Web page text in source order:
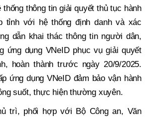
thông tin giải quyết thủ tục hành
tỉnh với hệ thống định danh và xác
dẫn khai thác thông tin người dân,
ứng dụng VNeID phục vụ giải quyết
hoàn thành trước ngày 20/9/2025.
ứng dụng VNeID đảm bảo vận hành
suốt, thực hiện thường xuyên.
trì, phối hợp với Bộ Công an, Văn